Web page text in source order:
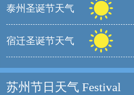
泰州圣诞节天气
宿迁圣诞节天气
苏州节日天气 Festival